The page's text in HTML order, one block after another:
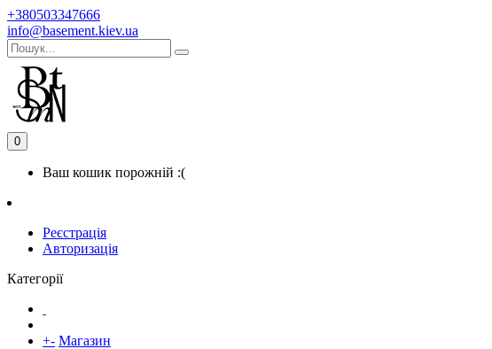
+380503347666
info@basement.kiev.ua
0
Ваш кошик порожній :(
Реєстрація
Авторизація
Категорії
+- Магазин